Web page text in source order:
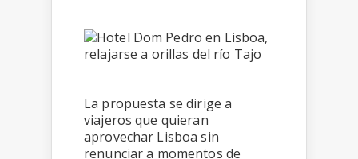
La propuesta se dirige a
viajeros que quieran
aprovechar Lisboa sin
renunciar a momentos de